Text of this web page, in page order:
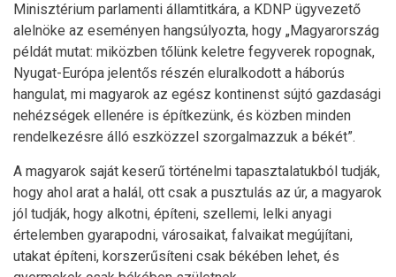
Minisztérium parlamenti államtitkára, a KDNP ügyvezető
alelnöke az eseményen hangsúlyozta, hogy „Magyarország
példát mutat: miközben tőlünk keletre fegyverek ropognak,
Nyugat-Európa jelentős részén eluralkodott a háborús
hangulat, mi magyarok az egész kontinenst sújtó gazdasági
nehézségek ellenére is építkezünk, és közben minden
rendelkezésre álló eszközzel szorgalmazzuk a békét”.
A magyarok saját keserű történelmi tapasztalatukból tudják,
hogy ahol arat a halál, ott csak a pusztulás az úr, a magyarok
jól tudják, hogy alkotni, építeni, szellemi, lelki anyagi
értelemben gyarapodni, városaikat, falvaikat megújítani,
utakat építeni, korszerűsíteni csak békében lehet, és